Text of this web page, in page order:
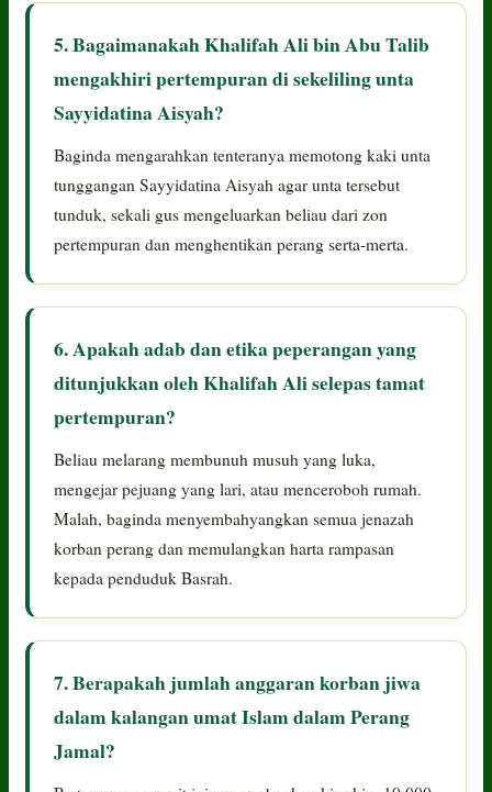
5. Bagaimanakah Khalifah Ali bin Abu Talib
mengakhiri pertempuran di sekeliling unta
Sayyidatina Aisyah?
Baginda mengarahkan tenteranya memotong kaki unta
tunggangan Sayyidatina Aisyah agar unta tersebut
tunduk, sekali gus mengeluarkan beliau dari zon
pertempuran dan menghentikan perang serta-merta.
6. Apakah adab dan etika peperangan yang
ditunjukkan oleh Khalifah Ali selepas tamat
pertempuran?
Beliau melarang membunuh musuh yang luka,
mengejar pejuang yang lari, atau menceroboh rumah.
Malah, baginda menyembahyangkan semua jenazah
korban perang dan memulangkan harta rampasan
kepada penduduk Basrah.
7. Berapakah jumlah anggaran korban jiwa
dalam kalangan umat Islam dalam Perang
Jamal?